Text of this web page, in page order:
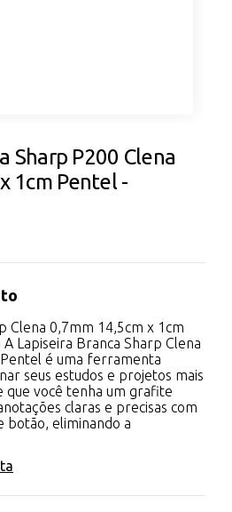
Sharp P200 Clena
1cm Pentel -
Clena 0,7mm 14,5cm x 1cm
Lapiseira Branca Sharp Clena
é uma ferramenta
seus estudos e projetos mais
que você tenha um grafite
claras e precisas com
botão, eliminando a